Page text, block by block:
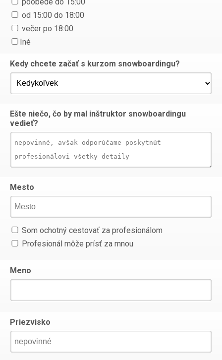
od 15:00 do 18:00
večer po 18:00
Iné
Kedy chcete začať s kurzom snowboardingu?
Ešte niečo, čo by mal inštruktor snowboardingu
vedieť?
Mesto
Som ochotný cestovať za profesionálom
Profesionál môže prísť za mnou
Meno
Priezvisko